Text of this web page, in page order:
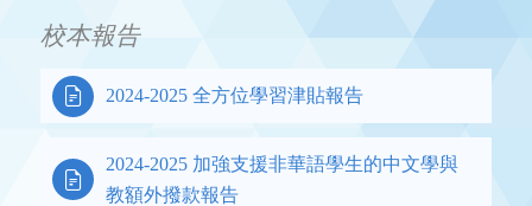
校本報告
 2024-2025 全方位學習津貼報告

2024-2025 加強支援非華語學生的中文學與
教額外撥款報告